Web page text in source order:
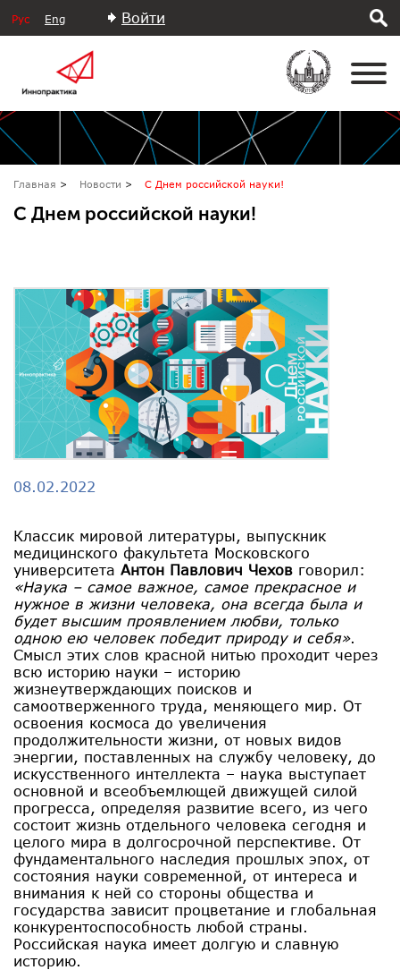
Рус Eng Войти
Главная Новости С Днем российской науки!
С Днем российской науки!
08.02.2022
Классик мировой литературы, выпускник
медицинского факультета Московского
университета Антон Павлович Чехов говорил:
«Наука – самое важное, самое прекрасное и
нужное в жизни человека, она всегда была и
будет высшим проявлением любви, только
одною ею человек победит природу и себя».
Смысл этих слов красной нитью проходит через
всю историю науки – историю
жизнеутверждающих поисков и
самоотверженного труда, меняющего мир. От
освоения космоса до увеличения
продолжительности жизни, от новых видов
энергии, поставленных на службу человеку, до
искусственного интеллекта – наука выступает
основной и всеобъемлющей движущей силой
прогресса, определяя развитие всего, из чего
состоит жизнь отдельного человека сегодня и
целого мира в долгосрочной перспективе. От
фундаментального наследия прошлых эпох, от
состояния науки современной, от интереса и
внимания к ней со стороны общества и
государства зависит процветание и глобальная
конкурентоспособность любой страны.
Российская наука имеет долгую и славную
историю.